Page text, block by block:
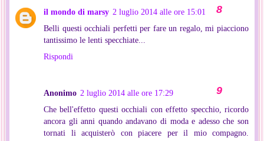
il mondo di marsy 2 luglio 2014 alle ore 15:01
Belli questi occhiali perfetti per fare un regalo, mi piacciono
tantissimo le lenti specchiate...
Rispondi
Anonimo 2 luglio 2014 alle ore 17:29
Che bell'effetto questi occhiali con effetto specchio, ricordo
ancora gli anni quando andavano di moda e adesso che son
tornati li acquisterò con piacere per il mio compagno.